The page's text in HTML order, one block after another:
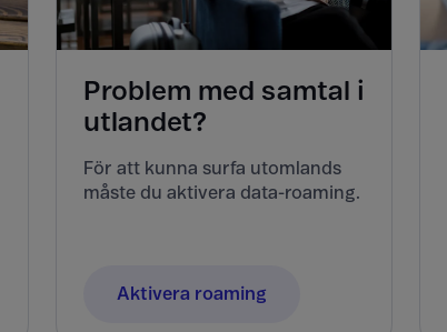
Problem med samtal i
utlandet?
För att kunna surfa utomlands
måste du aktivera data-roaming.
Aktivera roaming